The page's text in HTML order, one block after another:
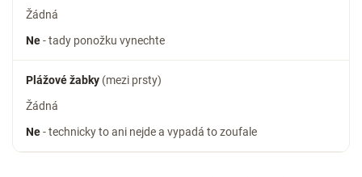
Žádná
Ne- tady ponožku vynechte
Plážové žabky (mezi prsty)
Žádná
Ne- technicky to ani nejde a vypadá to zoufale